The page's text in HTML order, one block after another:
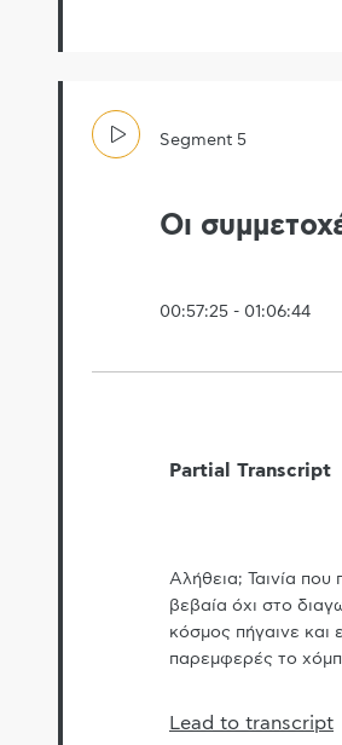
Segment 5
Οι
00:57:25 - 01:06:44
Partial Transcript
Αλήθεια; Ταινία
βεβαία όχι στο
κόσμος πήγαινε και
παρεμφερές το
Lead to transcript